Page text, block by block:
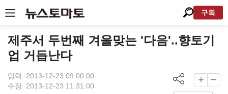
구독
제주서 두번째 겨울맞는 '다음'..향토기
업 거듭난다
입력: 2013-12-23 09:00:00
수정: 2013-12-23 11:31:00